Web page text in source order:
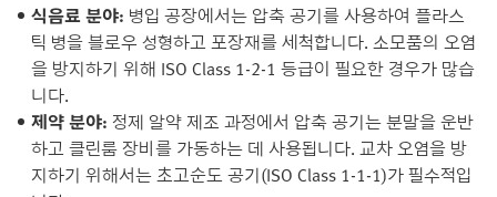
식음료 분야: 병입 공장에서는 압축 공기를 사용하여 플라스
틱 병을 블로우 성형하고 포장재를 세척합니다. 소모품의 오염
을 방지하기 위해 ISO Class 1-2-1 등급이 필요한 경우가 많습
니다.
제약 분야: 정제 알약 제조 과정에서 압축 공기는 분말을 운반
하고 클린룸 장비를 가동하는 데 사용됩니다. 교차 오염을 방
지하기 위해서는 초고순도 공기(ISO Class 1-1-1)가 필수적입